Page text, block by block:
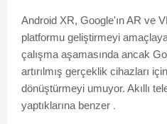
Android XR, Google'ın AR ve
platformu geliştirmeyi
çalışma aşamasında ancak
artırılmış gerçeklik cihazları
dönüştürmeyi umuyor. Akıllı
yaptıklarına benzer .